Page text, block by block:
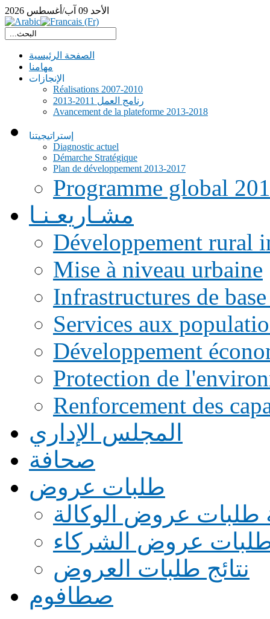
الأحد 09 آب/أغسطس 2026
الصفحة الرئيسية
مهامنا
الإنجازات
Réalisations 2007-2010
رنامج العمل 2011-2013
Avancement de la plateforme 2013-2018
إستراتيجيتنا
Diagnostic actuel
Démarche Stratégique
Plan de développement 2013-2017
Programme global
مشـاريعـنـا
Développement rural
Mise à niveau urbaine
Infrastructures de
Services aux
Développement
Protection de
Renforcement des
المجلس الإداري
صحافة
طلبات عروض
طلبات عروض الوكالة
طلبات عروض الشركاء
نتائج طلبات العروض
صطافوم